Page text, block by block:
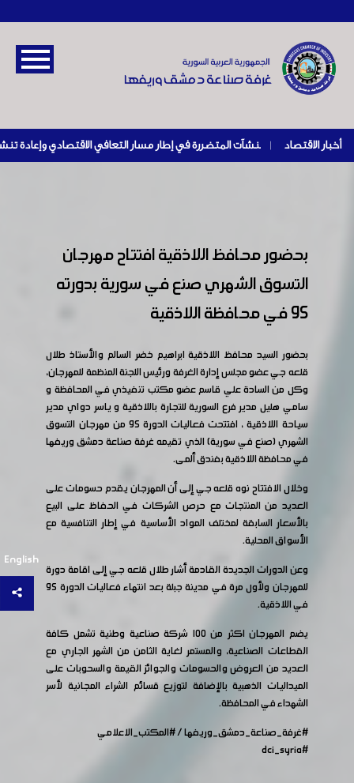
أخبار الاقتصاد |
English
بحضور محافظ اللاذقية افتتاح مهرجان
التسوق الشهري صنع في سورية بدورته
95 في محافظة اللاذقية
بحضور السيد محافظ اللاذقية ابراهيم خضر السالم والأستاذ طلال
قلعه جي عضو مجلس إدارة الغرفة ورئيس اللجنة المنظمة للمهرجان،
وكل من السادة علي قاسم عضو مكتب تنفيذي في المحافظة و
سامي هليل مدير فرع السورية للتجارة باللاذقية و ياسر دواي مدير
سياحة اللاذقية ، افتتحت فعاليات الدورة ٩٥ من مهرجان التسوق
الشهري (صنع في سورية) الذي تقيمه غرفة صناعة دمشق وريفها
في محافظة اللاذقية بفندق ألمى.
وخلال الافتتاح نوه قلعه جي إلى أن المهرجان يقدم حسومات على
العديد من المنتجات مع حرص الشركات في الحفاظ على البيع
بالأسعار السابقة لمختلف المواد الأساسية في إطار التنافسية مع
الأسواق المحلية.
وعن الدورات الجديدة القادمة أشار طلال قلعه جي إلى اقامة دورة
للمهرجان ولأول مرة في مدينة جبلة بعد انتهاء فعاليات الدورة ٩٥
في اللاذقية.
يضم المهرجان اكثر من ١٠٠ شركة صناعية وطنية تشمل كافة
القطاعات الصناعية، والمستمر لغاية الثامن من الشهر الجاري مع
العديد من العروض والحسومات والجوائز القيمة والسحوبات على
الميداليات الذهبية بالإضافة لتوزيع قسائم الشراء المجانية لأسر
الشهداء في المحافظة.
#غرفة_صناعة_دمشق_وريفها/#المكتب_الاعلامي
#dci_syria